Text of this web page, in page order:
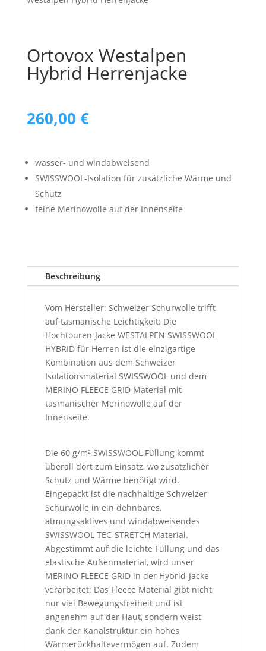
Ortovox Westalpen
Hybrid Herrenjacke
260,00 €
wasser- und windabweisend
SWISSWOOL-Isolation für zusätzliche Wärme und
Schutz
feine Merinowolle auf der Innenseite
Beschreibung
Vom Hersteller: Schweizer Schurwolle trifft
auf tasmanische Leichtigkeit: Die
Hochtouren-Jacke WESTALPEN SWISSWOOL
HYBRID für Herren ist die einzigartige
Kombination aus dem Schweizer
Isolationsmaterial SWISSWOOL und dem
MERINO FLEECE GRID Material mit
tasmanischer Merinowolle auf der
Innenseite.
Die 60 g/m² SWISSWOOL Füllung kommt
überall dort zum Einsatz, wo zusätzlicher
Schutz und Wärme benötigt wird.
Eingepackt ist die nachhaltige Schweizer
Schurwolle in ein dehnbares,
atmungsaktives und windabweisendes
SWISSWOOL TEC-STRETCH Material.
Abgestimmt auf die leichte Füllung und das
elastische Außenmaterial, wird unser
MERINO FLEECE GRID in der Hybrid-Jacke
verarbeitet: Das Fleece Material gibt nicht
nur viel Bewegungsfreiheit und ist
angenehm auf der Haut, sondern weist
dank der Kanalstruktur ein hohes
Wärmerückhaltevermögen auf. Zudem